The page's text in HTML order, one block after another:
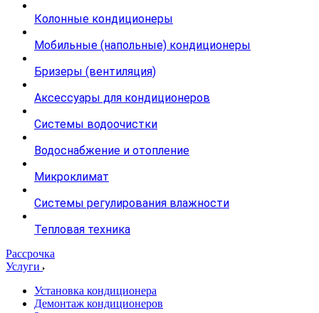
Колонные кондиционеры
Мобильные (напольные) кондиционеры
Бризеры (вентиляция)
Аксессуары для кондиционеров
Системы водоочистки
Водоснабжение и отопление
Микроклимат
Системы регулирования влажности
Тепловая техника
Рассрочка
Услуги
Установка кондиционера
Демонтаж кондиционеров